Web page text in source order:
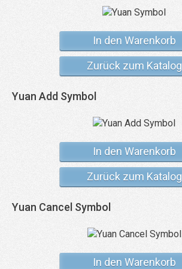
In den Warenkorb
Zurück zum Katalog
Yuan Add Symbol
In den Warenkorb
Zurück zum Katalog
Yuan Cancel Symbol
In den Warenkorb